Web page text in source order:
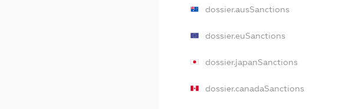
dossier.ausSanctions
dossier.euSanctions
dossier.japanSanctions
dossier.canadaSanctions